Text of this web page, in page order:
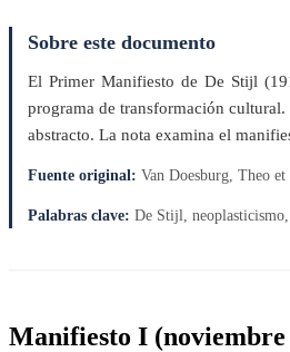
Sobre este documento
El Primer Manifiesto de De Stijl
programa de transformación
abstracto. La nota examina el
Fuente original: Van Doesburg, Theo
Palabras clave: De Stijl,
Manifiesto I (noviembre